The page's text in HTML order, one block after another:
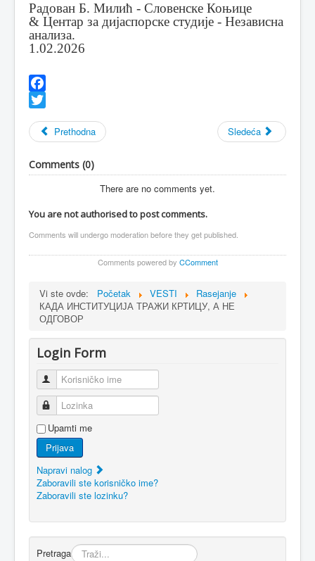
Радован Б. Милић - Словенске Коњице
& Центар за дијаспорске студије - Независна
анализа.
1.02.2026
Facebook
Prethodna
Sledeća
Comments (0)
There are no comments yet.
You are not authorised to post comments.
Comments will undergo moderation before they get published.
Comments powered by CComment
Vi ste ovde: Početak VESTI
Rasejanje
КАДА ИНСТИТУЦИЈА ТРАЖИ КРТИЦУ, А НЕ
ОДГОВОР
Login Form
Korisničko ime
Lozinka
Upamti me
Prijava
Napravi nalog
Zaboravili ste korisničko ime?
Zaboravili ste lozinku?
Pretraga